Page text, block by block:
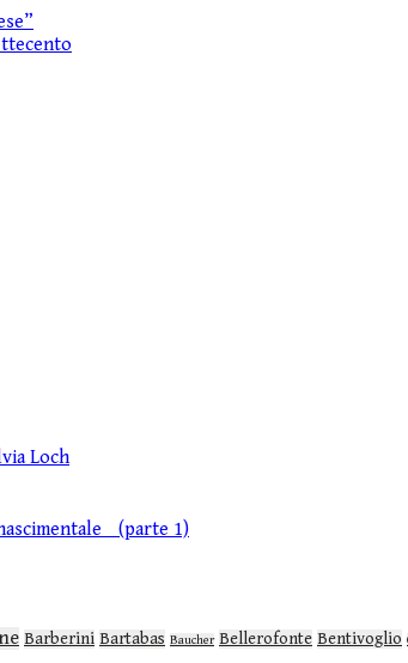
Loch
(parte 1)
Barberini Bartabas Baucher Bellerofonte Bentivoglio